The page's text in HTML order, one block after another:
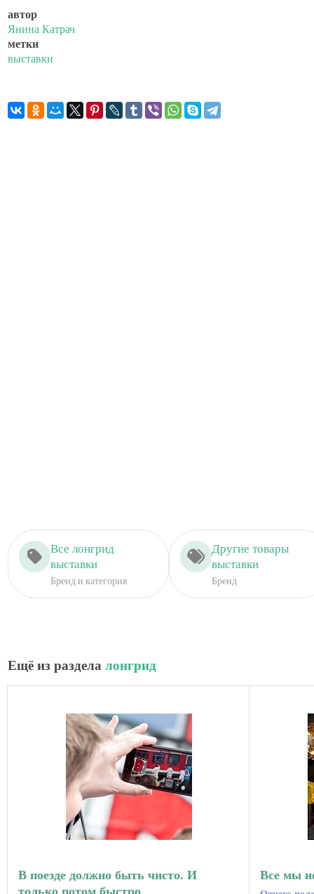
автор
Янина Катрач
метки
выставки
Все лонгрид
выставки
Бренд и категория
Другие товары
выставки
Бренд
Ещё из разделалонгрид
В поезде должно быть чисто. И
Все мы